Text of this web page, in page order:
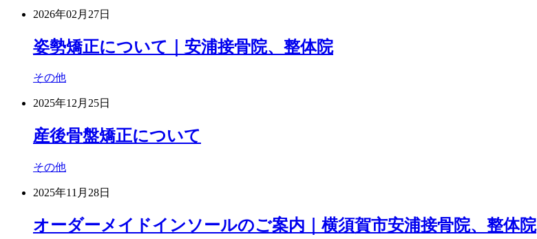
2026年02月27日
姿勢矯正について｜安浦接骨院、整体院
その他
2025年12月25日
産後骨盤矯正について
その他
2025年11月28日
オーダーメイドインソールのご案内｜横須賀市安浦接骨院、整体院